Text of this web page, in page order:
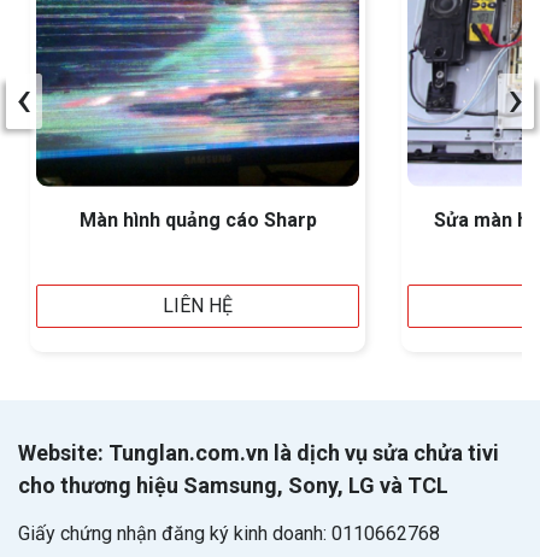
Màn hình quảng cáo Sharp
LIÊN HỆ
Sửa màn
‹ ›
Website: Tunglan.com.vn là dịch vụ sửa chửa tivi
cho thương hiệu Samsung, Sony, LG và TCL
Giấy chứng nhận đăng ký kinh doanh: 0110662768